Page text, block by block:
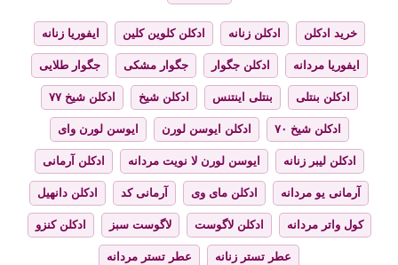
خرید ادکلن ادکلن زنانه ادکلن کلوین کلین ایفوریا زنانه
ایفوریا مردانه ادکلن جگوار جگوار مشکی جگوار طلایی
ادکلن بنتلی بنتلی اینتنس ادکلن شیخ ادکلن شیخ ۷۷
ادکلن شیخ ۷۰ ادکلن ایوسن لورن ایوسن لورن وای
ادکلن لیبر زنانه ایوسن لورن لا نویت مردانه ادکلن آرمانی
آرمانی یو مردانه ادکلن مای وی آرمانی کد ادکلن دانهیل
کول واتر مردانه ادکلن لاگوست لاگوست سبز ادکلن کنزو
عطر تستر زنانه عطر تستر مردانه